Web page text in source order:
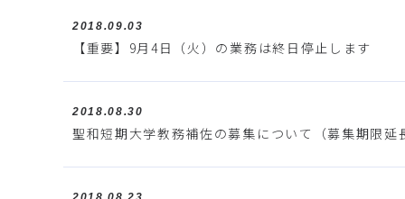
2018.09.03
【重要】9月4日（火）の業務は終日停止します
2018.08.30
聖和短期大学教務補佐の募集について（募集期限延